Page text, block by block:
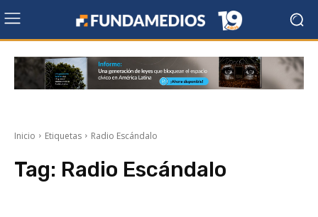
Inicio Etiquetas Radio Escándalo
Tag: Radio Escándalo